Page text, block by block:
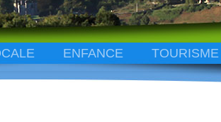
ENFANCE TOURISME